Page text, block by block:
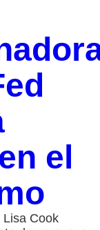
el
Lisa Cook